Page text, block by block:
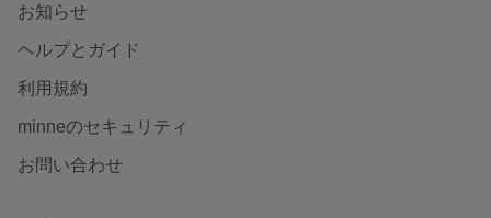
お知らせ
ヘルプとガイド
利用規約
minneのセキュリティ
お問い合わせ